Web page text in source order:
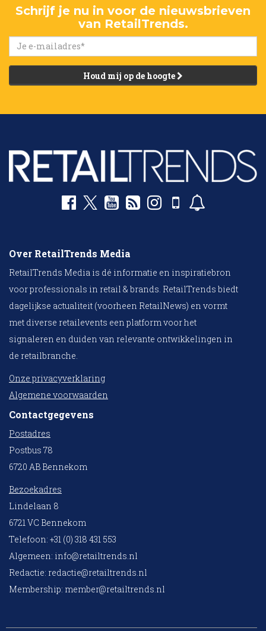
Schrijf je nu in voor de nieuwsbrieven
van RetailTrends.
Houd mij op de hoogte
Over RetailTrends Media
RetailTrends Media is dé informatie en inspiratiebron
voor professionals in retail & brands. RetailTrends biedt
dagelijkse actualiteit (voorheen RetailNews) en vormt
met diverse retailevents een platform voor het
signaleren en duiden van relevante ontwikkelingen in
de retailbranche.
Onze privacyverklaring
Algemene voorwaarden
Contactgegevens
Postadres
Postbus 78
6720 AB Bennekom
Bezoekadres
Lindelaan 8
6721 VC Bennekom
Telefoon: +31 (0) 318 431 553
Algemeen: info@retailtrends.nl
Redactie: redactie@retailtrends.nl
Membership: member@retailtrends.nl